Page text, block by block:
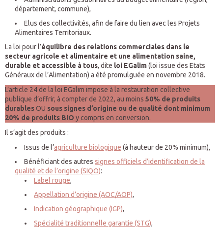
département, commune),
Elus des collectivités, afin de faire du lien avec les Projets
Alimentaires Territoriaux.
La loi pour l’équilibre des relations commerciales dans le
secteur agricole et alimentaire et une alimentation saine,
durable et accessible à tous, dite loi EGalim(loi issue des Etats
Généraux de l’Alimentation) a été promulguée en novembre 2018.
L’article 24 de la loi EGalim impose à la restauration collective
publique d’offrir, à compter de 2022, au moins 50% de produits
durablesOU sous signes d’origine ou de qualité dont minimum
20% de produits BIO y compris en conversion.
Il s’agit des produits :
Issus de l’agriculture biologique (à hauteur de 20% minimum),
Bénéficiant des autres signes officiels d’identification de la
qualité et de l’origine (SIQO):
Label rouge,
Appellation d’origine (AOC/AOP),
Indication géographique (IGP),
Spécialité traditionnelle garantie (STG),